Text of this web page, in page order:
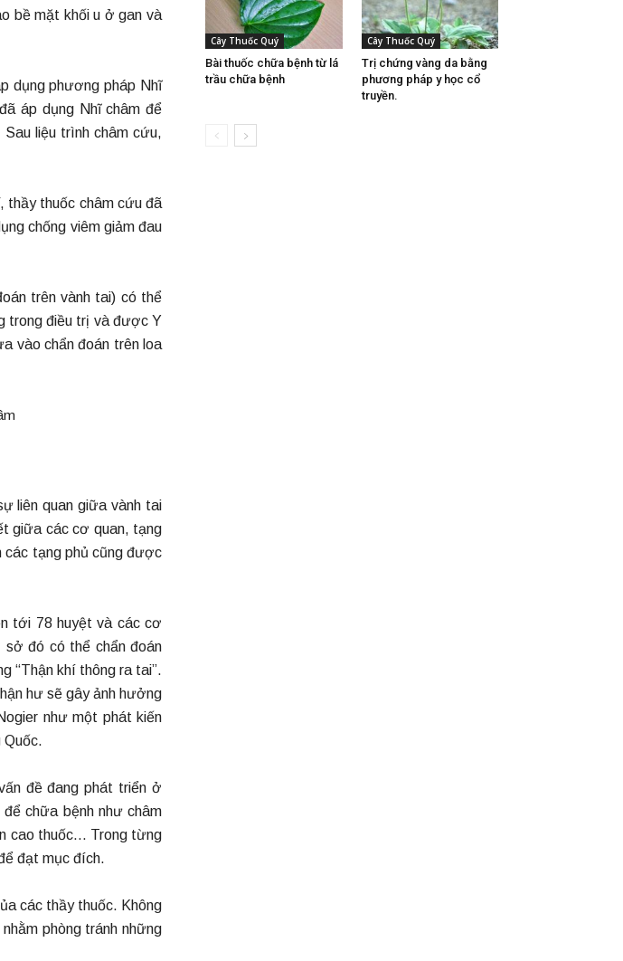
bề mặt khối u ở gan và
dụng phương pháp Nhĩ
áp dụng Nhĩ châm để
liệu trình châm cứu,
thầy thuốc châm cứu đã
chống viêm giảm đau
trên vành tai) có thể
trong điều trị và được Y
vào chẩn đoán trên loa
liên quan giữa vành tai
giữa các cơ quan, tạng
các tạng phủ cũng được
tới 78 huyệt và các cơ
đó có thể chẩn đoán
“Thận khí thông ra tai”.
hư sẽ gây ảnh hưởng
như một phát kiến
Quốc.
đề đang phát triển ở
chữa bệnh như châm
cao thuốc… Trong từng
đạt mục đích.
các thầy thuốc. Không
phòng tránh những
Cây Thuốc Quý
Bài thuốc chữa bệnh từ lá
trầu chữa bệnh
Cây Thuốc Quý
Trị chứng vàng da bằng
phương pháp y học cổ
truyền.